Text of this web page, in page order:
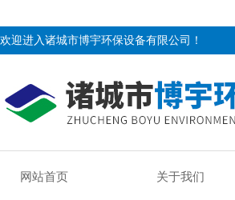
欢迎进入诸城市博宇环保设备有限公司！
网站首页 关于我们